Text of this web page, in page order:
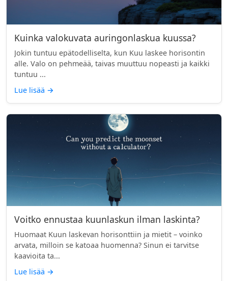
Kuinka valokuvata auringonlaskua kuussa?
Jokin tuntuu epätodelliselta, kun Kuu laskee horisontin
alle. Valo on pehmeää, taivas muuttuu nopeasti ja kaikki
tuntuu ...
Lue lisää →
Voitko ennustaa kuunlaskun ilman laskinta?
Huomaat Kuun laskevan horisonttiin ja mietit – voinko
arvata, milloin se katoaa huomenna? Sinun ei tarvitse
kaavioita ta...
Lue lisää →